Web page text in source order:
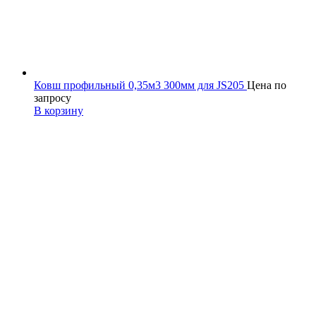
Ковш профильный 0,35м3 300мм для JS205 Цена по
запросу
В корзину